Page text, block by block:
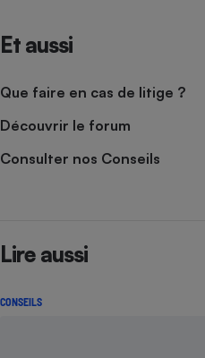
Et aussi
Que faire en cas de litige ?
Découvrir le forum
Consulter nos Conseils
Lire aussi
CONSEILS